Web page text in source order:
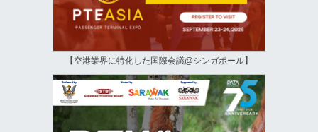
【空港業界に特化した国際会議@シンガポール】